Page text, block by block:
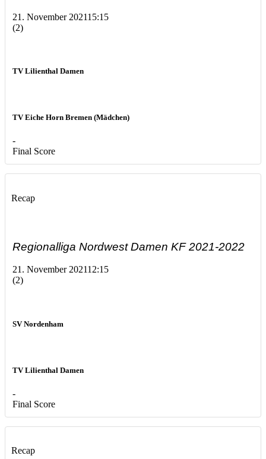
21. November 202115:15
(2)
TV Lilienthal Damen
TV Eiche Horn Bremen (Mädchen)
-
Final Score
Recap
Regionalliga Nordwest Damen KF 2021-2022
21. November 202112:15
(2)
SV Nordenham
TV Lilienthal Damen
-
Final Score
Recap